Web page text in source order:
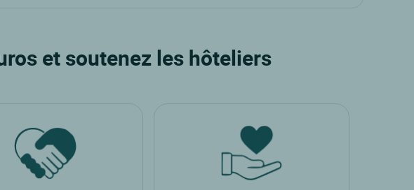
et soutenez les hôteliers